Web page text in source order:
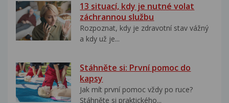
13 situací, kdy je nutné volat
záchrannou službu
Rozpoznat, kdy je zdravotní stav vážný
a kdy už je...
Stáhněte si: První pomoc do
kapsy
Jak mít první pomoc vždy po ruce?
Stáhněte si praktického...